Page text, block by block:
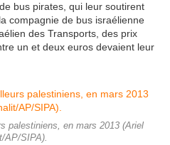
bus pirates, qui leur soutirent
compagnie de bus israélienne
des Transports, des prix
un et deux euros devaient leur
palestiniens, en mars 2013 (Ariel
AP/SIPA).